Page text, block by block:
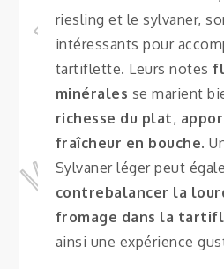
riesling et le sylvaner,
intéressants pour
tartiflette. Leurs notes
minérales se marient
richesse du plat,
fraîcheur en bouche.
Sylvaner léger peut
contrebalancer la
fromage dans la
ainsi une expérience